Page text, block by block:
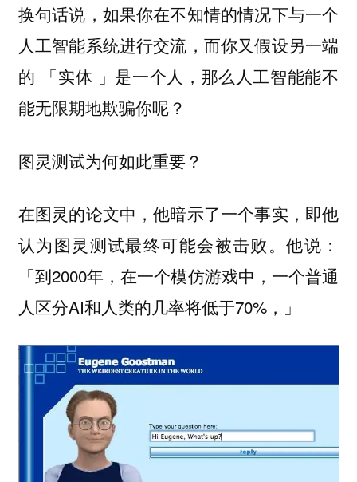
换句话说，如果你在不知情的情况下与一个
人工智能系统进行交流，而你又假设另一端
的 「实体 」是一个人，那么人工智能能不
能无限期地欺骗你呢？
图灵测试为何如此重要？
在图灵的论文中，他暗示了一个事实，即他
认为图灵测试最终可能会被击败。他说：
「到2000年，在一个模仿游戏中，一个普通
人区分AI和人类的几率将低于70%，」